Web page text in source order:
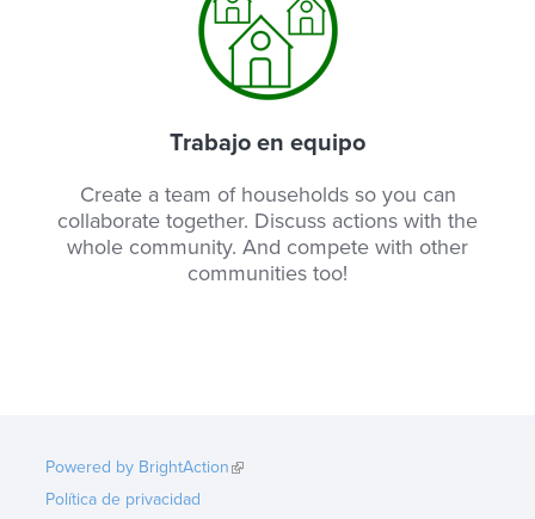
Trabajo en equipo
Create a team of households so you can
collaborate together. Discuss actions with the
whole community. And compete with other
communities too!
Powered by BrightAction(link is external)
Política de privacidad